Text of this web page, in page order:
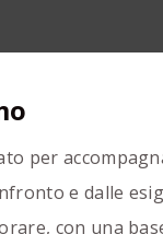
per
e dalle
con una